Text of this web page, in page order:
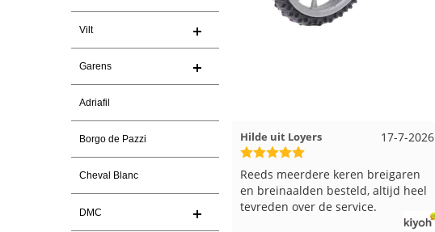
Vilt
Garens
Adriafil
Borgo de Pazzi
Cheval Blanc
DMC
Magnolia Ranch
Snelle levering en een keurig
pakket Ga er weer leuke pakket van
maken voor de markt.
17-7-2026
Hilde uit Loyers
Reeds meerdere keren breigaren
en breinaalden besteld, altijd heel
tevreden over de service.